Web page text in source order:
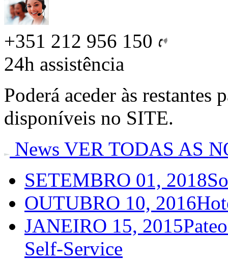
+351 212 956 150
24h assistência
Poderá aceder às restantes
disponíveis no SITE.
News VER TODAS AS
SETEMBRO 01, 2018
OUTUBRO 10, 2016
JANEIRO 15, 2015
Self-Service